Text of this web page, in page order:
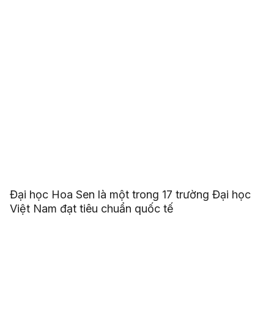
Đại học Hoa Sen là một trong 17 trường Đại học
Việt Nam đạt tiêu chuẩn quốc tế